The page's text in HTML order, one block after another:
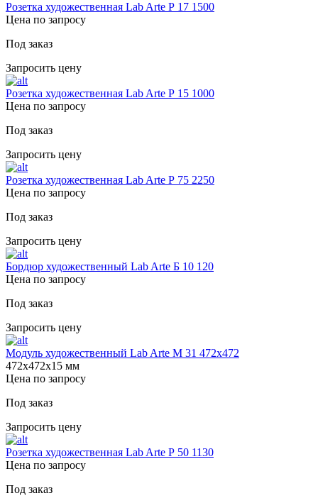
Розетка художественная Lab Arte Р 17 1500
Цена по запросу
Под заказ
Запросить цену
Розетка художественная Lab Arte Р 15 1000
Цена по запросу
Под заказ
Запросить цену
Розетка художественная Lab Arte Р 75 2250
Цена по запросу
Под заказ
Запросить цену
Бордюр художественный Lab Arte Б 10 120
Цена по запросу
Под заказ
Запросить цену
Модуль художественный Lab Arte М 31 472х472
472х472х15 мм
Цена по запросу
Под заказ
Запросить цену
Розетка художественная Lab Arte Р 50 1130
Цена по запросу
Под заказ